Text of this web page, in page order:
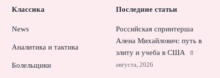
Классика
News
Аналитика и тактика
Болельщики
Последние статьи
Российская спринтерша
Алена Михайлович: путь в
элиту и учеба в США
8
августа, 2026